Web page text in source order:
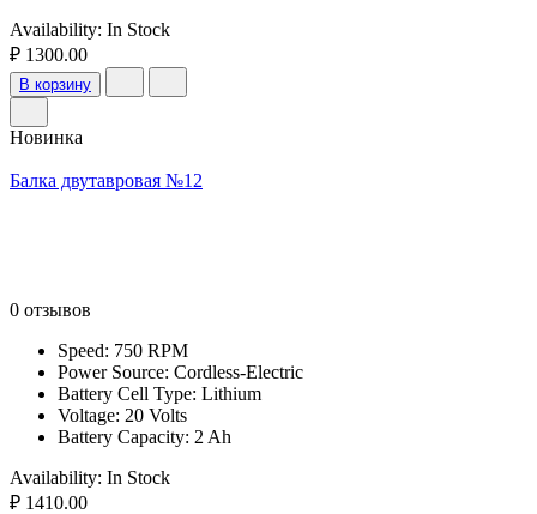
Availability: In Stock
₽ 1300.00
В корзину
Новинка
Балка двутавровая №12
0 отзывов
Speed: 750 RPM
Power Source: Cordless-Electric
Battery Cell Type: Lithium
Voltage: 20 Volts
Battery Capacity: 2 Ah
Availability: In Stock
₽ 1410.00